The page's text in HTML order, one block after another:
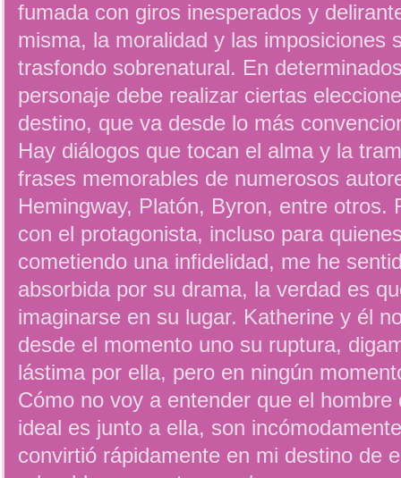
fumada con giros inesperados y
misma, la moralidad y las imposiciones
trasfondo sobrenatural. En
personaje debe realizar ciertas
destino, que va desde lo más
Hay diálogos que tocan el alma y la
frases memorables de numerosos
Hemingway, Platón, Byron, entre otros.
con el protagonista, incluso para
cometiendo una infidelidad, me he
absorbida por su drama, la verdad es
imaginarse en su lugar. Katherine y él
desde el momento uno su ruptura,
lástima por ella, pero en ningún
Cómo no voy a entender que el
ideal es junto a ella, son
convirtió rápidamente en mi destino de